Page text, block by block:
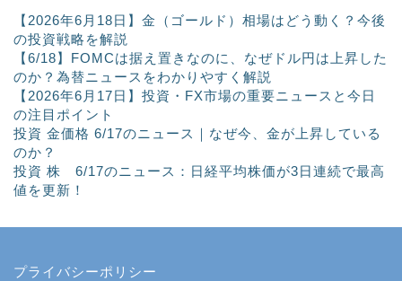
【2026年6月18日】金（ゴールド）相場はどう動く？今後
の投資戦略を解説
【6/18】FOMCは据え置きなのに、なぜドル円は上昇した
のか？為替ニュースをわかりやすく解説
【2026年6月17日】投資・FX市場の重要ニュースと今日
の注目ポイント
投資 金価格 6/17のニュース｜なぜ今、金が上昇している
のか？
投資 株 6/17のニュース：日経平均株価が3日連続で最高
値を更新！
プライバシーポリシー